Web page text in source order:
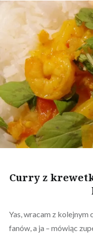
Curry z
Yas, wracam z kolejnym
fanów, a ja – mówiąc